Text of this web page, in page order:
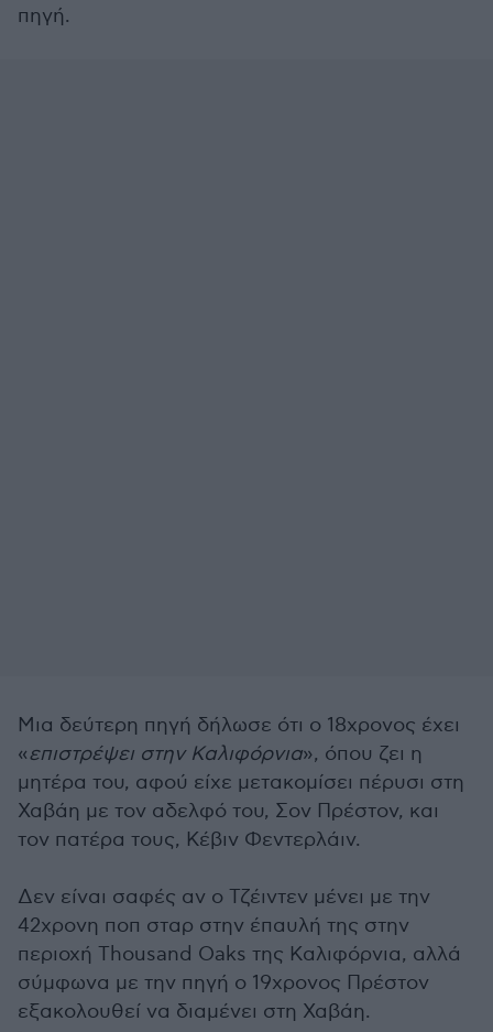
πηγή.
Μια δεύτερη πηγή δήλωσε ότι ο 18χρονος έχει
«επιστρέψει στην Καλιφόρνια», όπου ζει η
μητέρα του, αφού είχε μετακομίσει πέρυσι στη
Χαβάη με τον αδελφό του, Σον Πρέστον, και
τον πατέρα τους, Κέβιν Φεντερλάιν.
Δεν είναι σαφές αν ο Τζέιντεν μένει με την
42χρονη ποπ σταρ στην έπαυλή της στην
περιοχή Thousand Oaks της Καλιφόρνια, αλλά
σύμφωνα με την πηγή ο 19χρονος Πρέστον
εξακολουθεί να διαμένει στη Χαβάη.